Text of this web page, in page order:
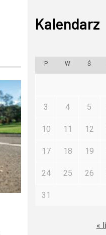
Kalendarz
P W Ś
3 4 5
10 11 12
17 18 19
24 25 26
31
«